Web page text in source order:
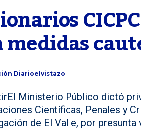
medidas
Diarioelvistazo
Ministerio Público dictó
Científicas, Penales y
de El Valle, por